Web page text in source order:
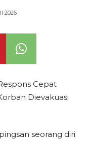
2026
Cepat
Dievakuasi
seorang diri